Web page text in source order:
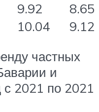
9.92
8.65
10.04
9.12
частных
и
с 2021 по 2021